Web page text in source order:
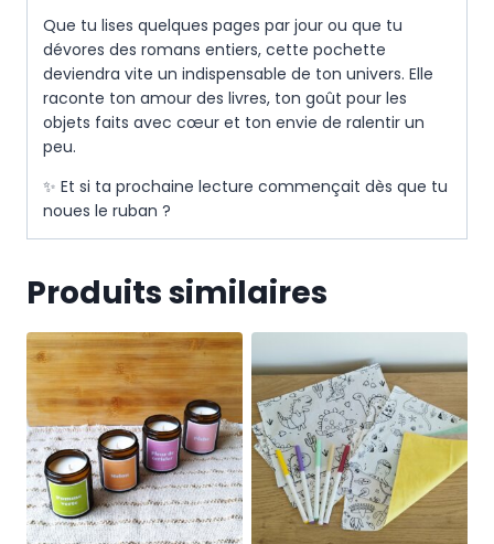
Que tu lises quelques pages par jour ou que tu
dévores des romans entiers, cette pochette
deviendra vite un indispensable de ton univers. Elle
raconte ton amour des livres, ton goût pour les
objets faits avec cœur et ton envie de ralentir un
peu.
✨ Et si ta prochaine lecture commençait dès que tu
noues le ruban ?
Produits similaires